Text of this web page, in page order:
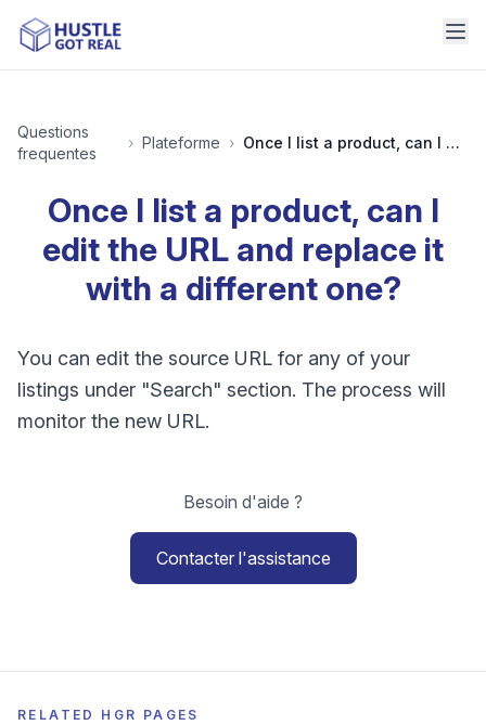
Questions
frequentes
› Plateforme › Once I list a product, can I edit the URL and replace it with a different one?
Once I list a product, can I
edit the URL and replace it
with a different one?
You can edit the source URL for any of your
listings under "Search" section. The process will
monitor the new URL.
Besoin d'aide ?
Contacter l'assistance
RELATED HGR PAGES